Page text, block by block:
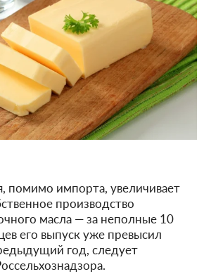
помимо импорта, увеличивает
производство
масла — за неполные 10
его выпуск уже превысил
год, следует